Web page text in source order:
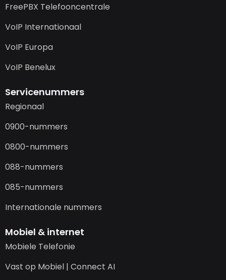
FreePBX Telefooncentrale
VoIP Internationaal
VoIP Europa
VoIP Benelux
Servicenummers
Regionaal
0900-nummers
0800-nummers
088-nummers
085-nummers
Internationale nummers
Mobiel & internet
Mobiele Telefonie
Vast op Mobiel | Connect AI